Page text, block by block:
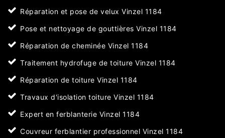
Réparation et pose de velux Vinzel 1184
Pose et nettoyage de gouttières Vinzel 1184
Réparation de cheminée Vinzel 1184
Traitement hydrofuge de toiture Vinzel 1184
Réparation de toiture Vinzel 1184
Travaux d'isolation toiture Vinzel 1184
Expert en ferblanterie Vinzel 1184
Couvreur ferblantier professionnel Vinzel 1184